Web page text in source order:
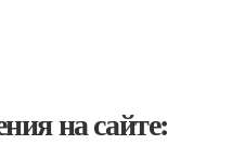
на сайте: